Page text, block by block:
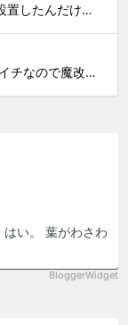
iMacからACERへ CHK!!! せっかく設置したんだけど〜 画面が真っ暗じゃしょうがないわな。 元のACERモニターを再度、設置🔥 画面のチラツキ、乱れなど不具合、多めですが 見れないより良い。 iMacへ繋いだ時、疑問があった。 せっかくの解像度を生かしてないこと。 2...
お店のACERモニターの調子がイマイチなので魔改造したiMacと入れ替え 外は豪雨、何処へも行かない火曜。 コツコツ作業スタートです!!! CHK!!! 何年かぶりにモニターを降ろした。 配線がぐちゃぐちゃ😂 要らないケーブルなど、使っていない部材などなど片付けて、拭き掃除w。...
い。 葉がわさわ
BloggerWidget